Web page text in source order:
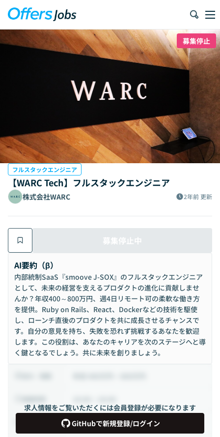
募集停止
フルスタックエンジニア
【WARC Tech】フルスタックエンジニア
株式会社WARC 2年前 更新
募集停止中
AI要約（β）
内部統制SaaS『smoove J-SOX』のフルスタックエンジニア
として、未来の経営を支えるプロダクトの進化に貢献しませ
んか？年収400～800万円、週4日リモート可の柔軟な働き方
を提供。Ruby on Rails、React、Dockerなどの技術を駆使
し、ローンチ直後のプロダクトを共に成長させるチャンスで
す。自分の意見を持ち、失敗を恐れず挑戦するあなたを歓迎
します。この役割は、あなたのキャリアを次のステージへと導
く鍵となるでしょう。共に未来を創りましょう。
求人情報をご覧いただくには会員登録が必要になります
GitHubで新規登録/ログイン
正社員